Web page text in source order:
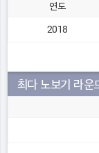
연도
2018
최다 노보기 라운